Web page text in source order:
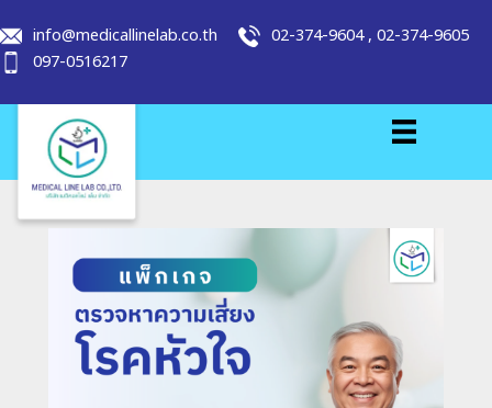
info@medicallinelab.co.th 02-374-9604, 02-374-9605
097-0516217